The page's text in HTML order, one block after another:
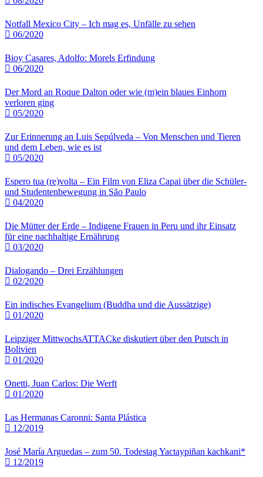
Notfall Mexico City – Ich mag es, Unfälle zu sehen
06/2020
Bioy Casares, Adolfo: Morels Erfindung
06/2020
Der Mord an Roque Dalton oder wie (m)ein blaues Einhorn
verloren ging
05/2020
Zur Erinnerung an Luis Sepúlveda – Von Menschen und Tieren
und dem Leben, wie es ist
05/2020
Espero tua (re)volta – Ein Film von Eliza Capai über die Schüler-
und Studentenbewegung in São Paulo
04/2020
Die Mütter der Erde – Indigene Frauen in Peru und ihr Einsatz
für eine nachhaltige Ernährung
03/2020
Dialogando – Drei Erzählungen
02/2020
Ein indisches Evangelium (Buddha und die Aussätzige)
01/2020
Leipziger MittwochsATTACke diskutiert über den Putsch in
Bolivien
01/2020
Onetti, Juan Carlos: Die Werft
01/2020
Las Hermanas Caronni: Santa Plástica
12/2019
José María Arguedas – zum 50. Todestag Yactaypiñan kachkani*
12/2019